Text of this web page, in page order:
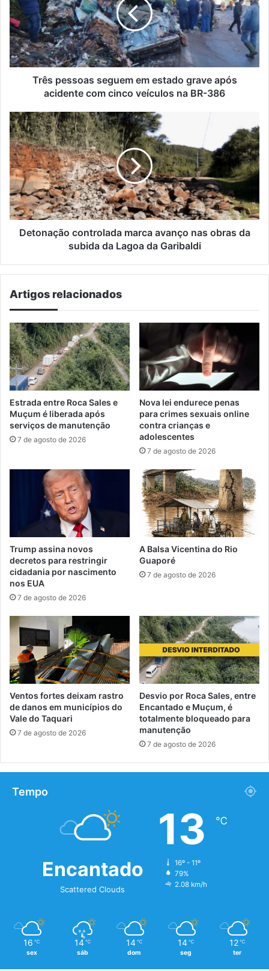
em
estado
grave
após
acidente
com
BR-
386
Três pessoas seguem em estado grave após
acidente com cinco veículos na BR-386
Detonação
controlada
marca
avanço
nas
obras
da
subida
da
Lagoa
Detonação controlada marca avanço nas obras da
subida da Lagoa da Garibaldi
Artigos relacionados
Estrada entre Roca Sales e
Muçum é liberada após
serviços de manutenção
7 de agosto de 2026
Nova lei endurece penas
para crimes sexuais online
contra crianças e
adolescentes
7 de agosto de 2026
Trump assina novos
decretos para restringir
cidadania por nascimento
nos EUA
7 de agosto de 2026
A Balsa Vicentina do Rio
Guaporé
7 de agosto de 2026
Ventos fortes deixam rastro
de danos em municípios do
Vale do Taquari
7 de agosto de 2026
Desvio por Roca Sales, entre
Encantado e Muçum, é
totalmente bloqueado para
manutenção
7 de agosto de 2026
Tempo
Encantado
Scattered Clouds
13 ℃
16º - 11º
79%
2.08 km/h
16 ℃
sex
14 ℃
sáb
14 ℃
dom
14 ℃
seg
12 ℃
ter